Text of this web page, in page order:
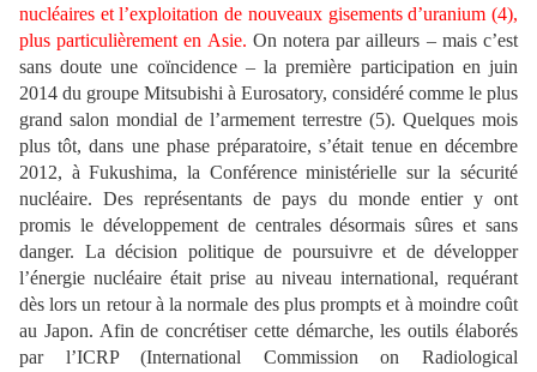
nucléaires et l’exploitation de nouveaux gisements d’uranium (4),
plus particulièrement en Asie. On notera par ailleurs – mais c’est
sans doute une coïncidence – la première participation en juin
2014 du groupe Mitsubishi à Eurosatory, considéré comme le plus
grand salon mondial de l’armement terrestre (5). Quelques mois
plus tôt, dans une phase préparatoire, s’était tenue en décembre
2012, à Fukushima, la Conférence ministérielle sur la sécurité
nucléaire. Des représentants de pays du monde entier y ont
promis le développement de centrales désormais sûres et sans
danger. La décision politique de poursuivre et de développer
l’énergie nucléaire était prise au niveau international, requérant
dès lors un retour à la normale des plus prompts et à moindre coût
au Japon. Afin de concrétiser cette démarche, les outils élaborés
par l’ICRP (International Commission on Radiological